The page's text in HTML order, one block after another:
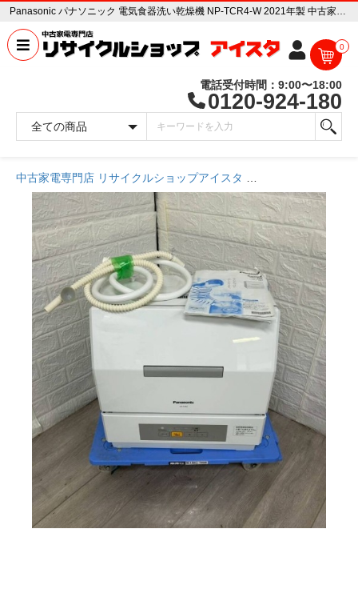
Panasonic パナソニック 電気食器洗い乾燥機 NP-TCR4-W 2021年製 中古家電販売専門店 リサイクルショップ アイスタ
0
電話受付時間：9:00〜18:00
0120-924-180
中古家電専門店 リサイクルショップアイスタ